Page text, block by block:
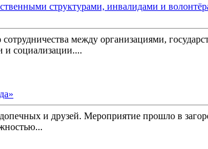
структурами, инвалидами и
между организациями,
и социализации....
и друзей. Мероприятие прошло в